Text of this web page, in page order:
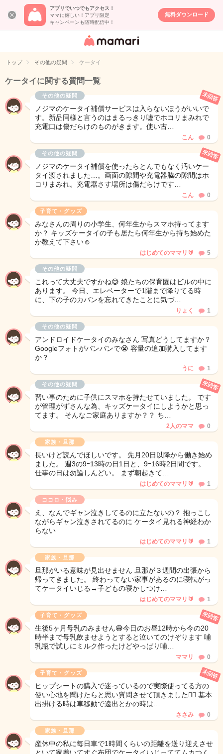
アプリでいつでもアクセス！
ママに嬉しい！アプリ限定
キャンペーンも随時配信中！
無料ダウンロード
女性専用匿名QA
イト
トップ その他の疑問 ケータイ
ケータイに関する質問一覧
その他の疑問
ノジマのケータイ補償サービスは入らないほうがいいで
す。新品同様と言うのはまるっきり嘘でホコリまみれで
充電口は傷だらけのものがきます。使い古…
未回答
こん 0
その他の疑問
ノジマのケータイ補償を使ったらとんでもなく汚いケー
タイ渡されました…。画面の隙間や充電器脇の隙間はホ
コリまみれ。充電器さす場所は傷だらけです…
未回答
こん 0
子育て・グッズ
みなさんの周りの小学生、何年生からスマホ持ってます
か？ キッズケータイの子も居たら何年生から持ち始めた
か教えて下さい☺️
はじめてのママリ🔰 5
その他の疑問
これって大丈夫ですかね😅 娘たちの保育園はビルの中に
あります。 今日、エレベーターで1階まで降りてる時
に、下の子のカバンを忘れてきたことに気づ…
りょく 1
その他の疑問
アンドロイドケータイのみなさん 写真どうしてますか？
Googleフォトがパンパンで😭 容量の追加購入してます
か？
うに 1
その他の疑問
習い事のために子供にスマホを持たせていました。 です
が管理がずさんな為、キッズケータイにしようかと思っ
てます。 そんなご家庭ありますか？？ ち…
未回答
2人のママ 0
家族・旦那
長いけど読んでほしいです。 先月20日以降から働き始め
ました。 週3の9ｰ13時の日1日と、9ｰ16時2日間です。
仕事の日は勿論しんどい。 まず朝起きて…
はじめてのママリ🔰 1
ココロ・悩み
え、なんでギャン泣きしてるのに立たないの？ 抱っこし
ながらギャン泣きされてるのに ケータイ見れる神経わか
らない
はじめてのママリ🔰 1
家族・旦那
旦那がいる意味が見出せません 旦那が３週間の出張から
帰ってきました。 終わってない家事があるのに寝転がっ
てケータイいじる→子どもの寝かしつけ…
はじめてのママリ🔰 1
子育て・グッズ
生後5ヶ月母乳のみません😅今日のお昼12時から今の20
時半まで母乳飲ませようとすると泣いてのけぞります 哺
乳瓶で試しにミルク作ったけどやっぱり哺…
未回答
ママリ 0
子育て・グッズ
ヒップシートの購入で迷っているので実際使ってる方の
使い心地を聞けたらと思い質問させて頂きました🙇‍♀️ 基本
出掛ける時は車移動で遠出とかの時は…
未回答
ささみ 0
家族・旦那
産休中の私に毎日車で1時間くらいの距離を送り迎えさせ